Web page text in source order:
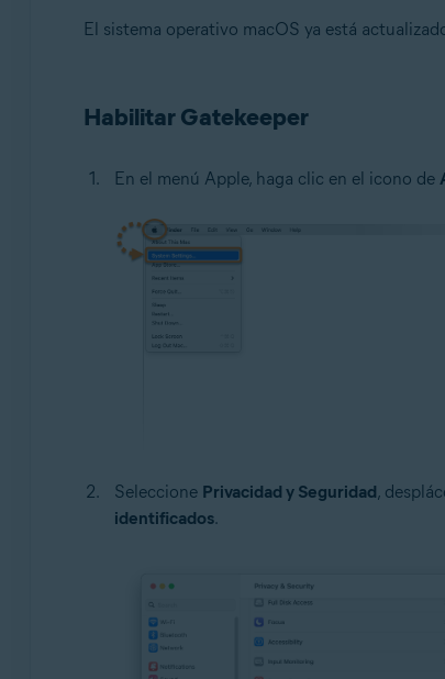
El sistema operativo macOS ya está
Habilitar Gatekeeper
En el menú Apple, haga clic en el icono de
Seleccione Privacidad y Seguridad,
identificados.